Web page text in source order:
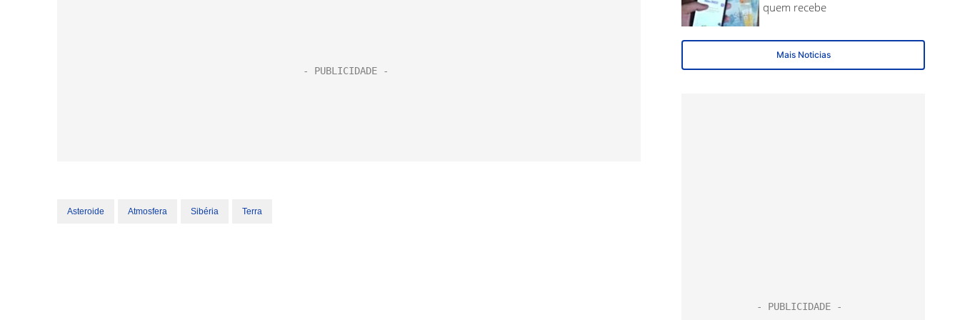
Asteroide Atmosfera Sibéria Terra